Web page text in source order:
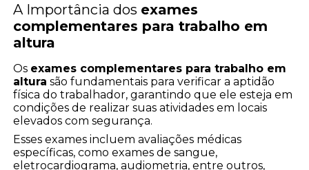
A Importância dos exames
complementares para trabalho em
altura
Os exames complementares para trabalho em
altura são fundamentais para verificar a aptidão
física do trabalhador, garantindo que ele esteja em
condições de realizar suas atividades em locais
elevados com segurança.
Esses exames incluem avaliações médicas
específicas, como exames de sangue,
eletrocardiograma, audiometria, entre outros,